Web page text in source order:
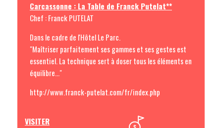
Carcassonne : La Table de Franck Putelat**
Chef : Franck PUTELAT
Dans le cadre de l'Hôtel Le Parc.
"Maîtriser parfaitement ses gammes et ses gestes est
essentiel. La technique sert à doser tous les éléments en
équilibre..."
http://www.franck-putelat.com/fr/index.php
VISITER